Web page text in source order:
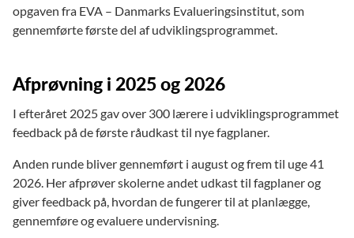
opgaven fra EVA – Danmarks Evalueringsinstitut, som
gennemførte første del af udviklingsprogrammet.
Afprøvning i 2025 og 2026
I efteråret 2025 gav over 300 lærere i udviklingsprogrammet
feedback på de første råudkast til nye fagplaner.
Anden runde bliver gennemført i august og frem til uge 41
2026. Her afprøver skolerne andet udkast til fagplaner og
giver feedback på, hvordan de fungerer til at planlægge,
gennemføre og evaluere undervisning.